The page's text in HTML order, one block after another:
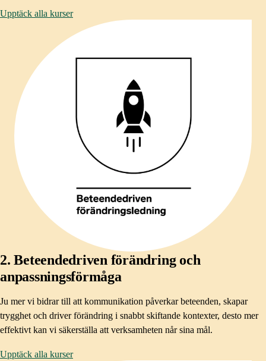
Upptäck alla kurser
2. Beteendedriven förändring och
anpassningsförmåga​
Ju mer vi bidrar till att kommunikation påverkar beteenden, skapar
trygghet och driver förändring i snabbt skiftande kontexter, desto mer
effektivt kan vi säkerställa att verksamheten når sina mål.​
Upptäck alla kurser